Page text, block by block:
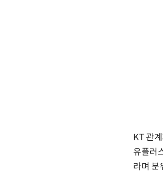
KT 관
유플러
라며 분